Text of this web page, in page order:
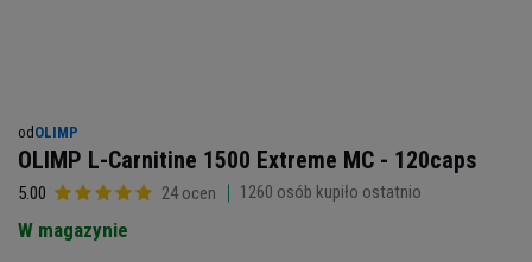
od OLIMP
OLIMP L-Carnitine 1500 Extreme MC - 120caps
5.00 24 ocen 1260 osób kupiło ostatnio
W magazynie